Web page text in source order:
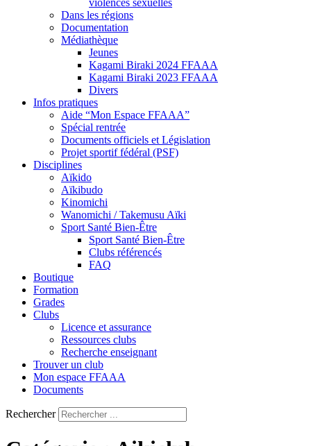
violences sexuelles
Dans les régions
Documentation
Médiathèque
Jeunes
Kagami Biraki 2024 FFAAA
Kagami Biraki 2023 FFAAA
Divers
Infos pratiques
Aide “Mon Espace FFAAA”
Spécial rentrée
Documents officiels et Législation
Projet sportif fédéral (PSF)
Disciplines
Aïkido
Aïkibudo
Kinomichi
Wanomichi / Takemusu Aïki
Sport Santé Bien-Être
Sport Santé Bien-Être
Clubs référencés
FAQ
Boutique
Formation
Grades
Clubs
Licence et assurance
Ressources clubs
Recherche enseignant
Trouver un club
Mon espace FFAAA
Documents
Rechercher